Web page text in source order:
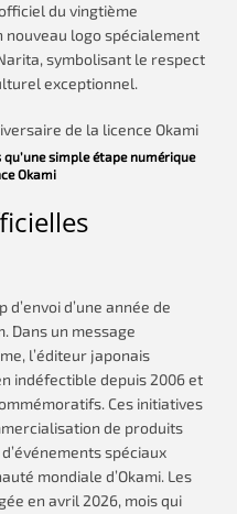
du vingtième
logo spécialement
symbolisant le respect
exceptionnel.
simple étape numérique
Okami
d’envoi d’une année de
Dans un message
l’éditeur japonais
indéfectible depuis 2006 et
Ces initiatives
de produits
spéciaux
mondiale d’Okami. Les
en avril 2026, mois qui